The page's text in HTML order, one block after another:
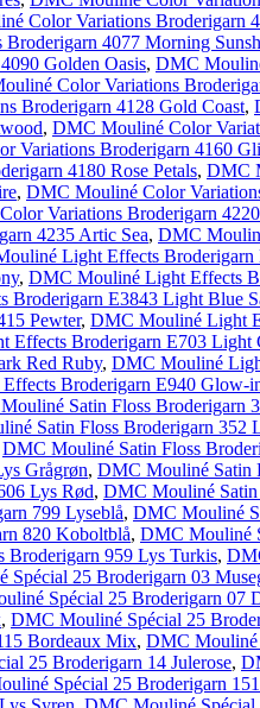
Color Variations Broderigarn
4077 Morning
Golden Oasis, DMC
Color Variations
Broderigarn 4128 Gold Coast,
, DMC Mouliné Color
Variations Broderigarn 4160
4180 Rose Petals, DMC
, DMC Mouliné Color
Variations Broderigarn
4235 Artic Sea, DMC
Light Effects Broderigarn
, DMC Mouliné Light Effects
E3843 Light Blue
Pewter, DMC Mouliné Light
Effects Broderigarn E703 Light
Red Ruby, DMC Mouliné
Broderigarn E940 Glow-
Satin Floss Broderigarn
Satin Floss Broderigarn 352
DMC Mouliné Satin Floss
Grågrøn, DMC Mouliné Satin
Lys Rød, DMC Mouliné Satin
799 Lyseblå, DMC Mouliné
820 Koboltblå, DMC Mouliné
Broderigarn 959 Lys Turkis,
Spécial 25 Broderigarn 03
Spécial 25 Broderigarn 07
, DMC Mouliné Spécial 25
Bordeaux Mix, DMC Mouliné
25 Broderigarn 14 Julerose,
Spécial 25 Broderigarn